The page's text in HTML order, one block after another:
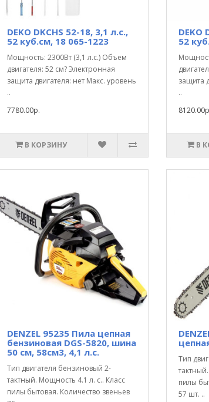
DEKO DKCHS 52-18, 3,1 л.с.,
52 куб.см, 18 065-1223
Мощность: 2300Вт (3,1 л.с.) Объем
двигателя: 52 см? Электронная
защита двигателя: нет Макс. уровень
..
7780.00р.
В КОРЗИНУ
DEKO
52
защита
..
В
DENZEL 95235 Пила цепная
бензиновая DGS-5820, шина
50 см, 58см3, 4,1 л.с.
Тип двигателя бензиновый 2-
тактный. Мощность 4.1 л. с.. Класс
пилы бытовая. Количество звеньев
Тип
пилы
57 шт. ..